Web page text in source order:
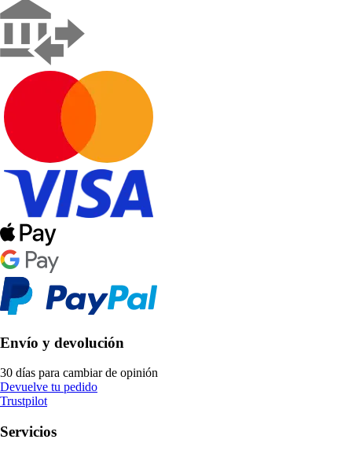
Envío y devolución
30 días para cambiar de opinión
Devuelve tu pedido
Trustpilot
Servicios